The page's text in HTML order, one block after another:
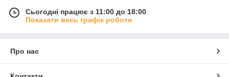
Сьогодні працює з 11:00 до 18:00
Показати весь графік роботи
Про нас